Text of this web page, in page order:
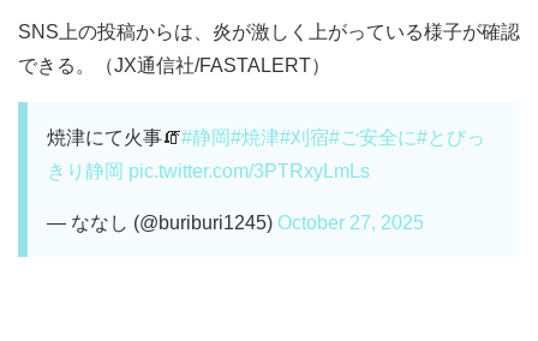
SNS上の投稿からは、炎が激しく上がっている様子が確認
できる。（JX通信社/FASTALERT）
焼津にて火事🧯#静岡#焼津#刈宿#ご安全に#とびっ
きり静岡 pic.twitter.com/3PTRxyLmLs
— ななし (@buriburi1245) October 27, 2025